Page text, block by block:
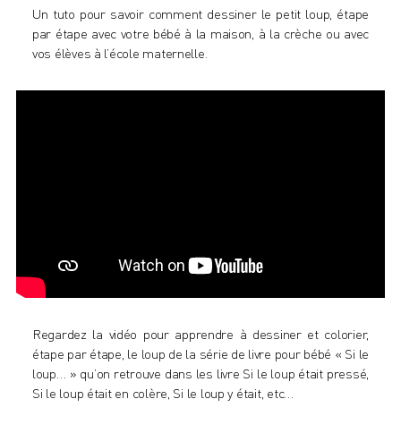
Un tuto pour savoir comment dessiner le petit loup, étape
par étape avec votre bébé à la maison, à la crèche ou avec
vos élèves à l’école maternelle.
Regardez la vidéo pour apprendre à dessiner et colorier,
étape par étape, le loup de la série de livre pour bébé « Si le
loup… » qu’on retrouve dans les livre Si le loup était pressé
Si le loup était en colère Si le loup y était, etc…